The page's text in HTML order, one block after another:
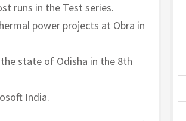
runs in the Test series.
power projects at Obra in
state of Odisha in the 8th
India.